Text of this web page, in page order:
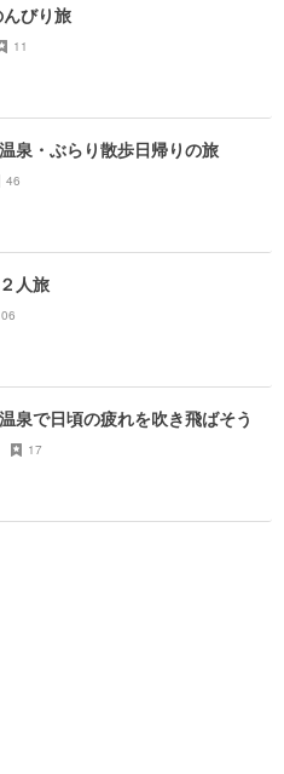
びり旅
11
泉・ぶらり散歩日帰りの旅
46
人旅
泉で日頃の疲れを吹き飛ばそう
17